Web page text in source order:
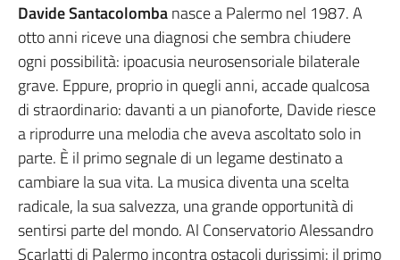
Davide Santacolombanasce a Palermo nel 1987. A
otto anni riceve una diagnosi che sembra chiudere
ogni possibilità: ipoacusia neurosensoriale bilaterale
grave. Eppure, proprio in quegli anni, accade qualcosa
di straordinario: davanti a un pianoforte, Davide riesce
a riprodurre una melodia che aveva ascoltato solo in
parte. È il primo segnale di un legame destinato a
cambiare la sua vita. La musica diventa una scelta
radicale, la sua salvezza, una grande opportunità di
sentirsi parte del mondo. Al Conservatorio Alessandro
Scarlatti di Palermo incontra ostacoli durissimi: il primo